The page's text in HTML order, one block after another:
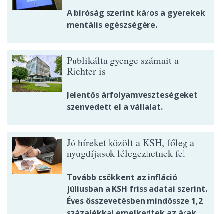
A bíróság szerint káros a gyerekek
mentális egészségére.
Publikálta gyenge számait a
Richter is
Jelentős árfolyamveszteségeket
szenvedett el a vállalat.
Jó híreket közölt a KSH, főleg a
nyugdíjasok lélegezhetnek fel
Tovább csökkent az infláció
júliusban a KSH friss adatai szerint.
Éves összevetésben mindössze 1,2